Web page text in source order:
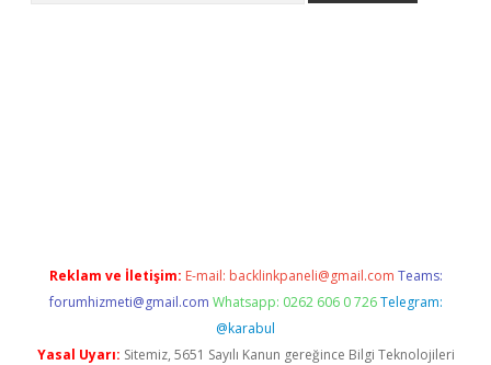
Reklam ve İletişim: E-mail: backlinkpaneli@gmail.com Teams:
forumhizmeti@gmail.com Whatsapp: 0262 606 0 726 Telegram:
@karabul
Yasal Uyarı: Sitemiz, 5651 Sayılı Kanun gereğince Bilgi Teknolojileri